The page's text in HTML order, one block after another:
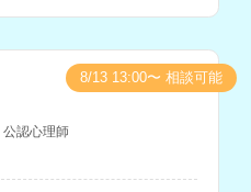
公認心理師
8/13 13:00〜 相談可能